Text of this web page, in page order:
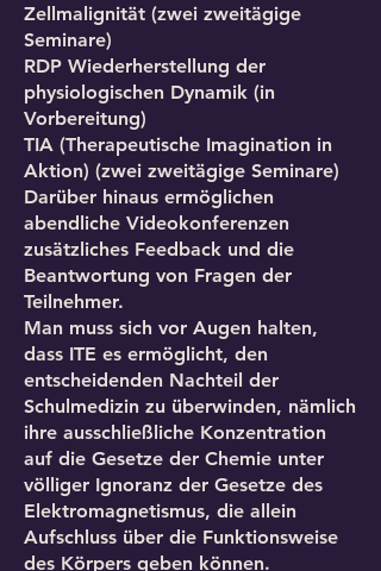
Zellmalignität (zwei zweitägige
Seminare)
RDP Wiederherstellung der
physiologischen Dynamik (in
Vorbereitung)
TIA (Therapeutische Imagination in
Aktion) (zwei zweitägige Seminare)
Darüber hinaus ermöglichen
abendliche Videokonferenzen
zusätzliches Feedback und die
Beantwortung von Fragen der
Teilnehmer.
Man muss sich vor Augen halten,
dass ITE es ermöglicht, den
entscheidenden Nachteil der
Schulmedizin zu überwinden, nämlich
ihre ausschließliche Konzentration
auf die Gesetze der Chemie unter
völliger Ignoranz der Gesetze des
Elektromagnetismus, die allein
Aufschluss über die Funktionsweise
des Körpers geben können.